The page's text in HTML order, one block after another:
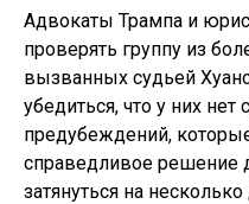
Адвокаты Трампа и
проверять группу из
вызванных судьей
убедиться, что у них
предубеждений,
справедливое решение
затянуться на